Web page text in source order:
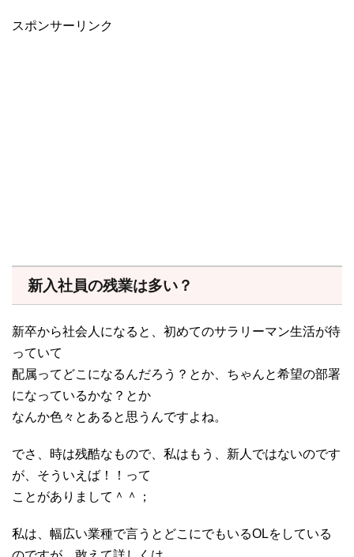
スポンサーリンク
新入社員の残業は多い？
新卒から社会人になると、初めてのサラリーマン生活が待
っていて
配属ってどこになるんだろう？とか、ちゃんと希望の部署
になっているかな？とか
なんか色々とあると思うんですよね。
でさ、時は残酷なもので、私はもう、新人ではないのです
が、そういえば！！って
ことがありまして＾＾；
私は、幅広い業種で言うとどこにでもいるOLをしている